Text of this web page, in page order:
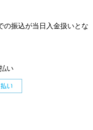
の振込が当日入金扱いとな
い